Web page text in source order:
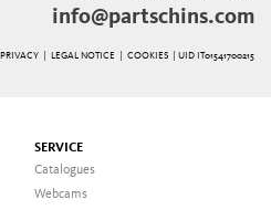
info@partschins.com
PRIVACY| LEGAL NOTICE COOKIES | UID IT01541700215
SERVICE
Catalogues
Webcams